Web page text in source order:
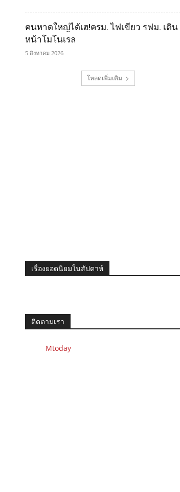
คนหาดใหญ่ได้เฮ!ครม. ไฟเขียว รฟม. เดิน
หน้าโมโนเรล
5 สิงหาคม 2026
โหลดเพิ่มเติม
เรื่องยอดนิยมในสัปดาห์
ติดตามเรา
Mtoday